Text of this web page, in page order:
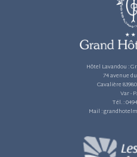
Hôtel Lavandou :
74 avenue
Cavalière
Var -
Tél. :
Mail :